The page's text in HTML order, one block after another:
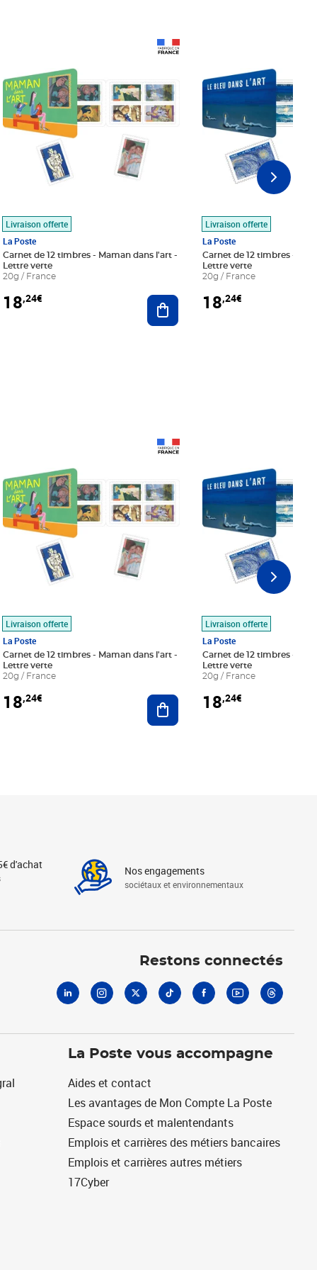
au panier
Livraison offerte
La Poste
Carnet de 12 timbres - Maman dans l'art -
Lettre verte
20g / France
18,24€ Ajouter au panier
Livraison offerte
La Poste
Carnet de 12 timbres - Le
Lettre verte
20g / France
18,24€
au panier
Livraison offerte
La Poste
Carnet de 12 timbres - Maman dans l'art -
Lettre verte
20g / France
18,24€ Ajouter au panier
Livraison offerte
La Poste
Carnet de 12 timbres - Le
Lettre verte
20g / France
18,24€
d'achat Nos engagements
sociétaux et environnementaux
Restons connectés
La Poste vous accompagne
Aides et contact
Les avantages de Mon Compte La Poste
Espace sourds et malentendants
Emplois et carrières des métiers bancaires
Emplois et carrières autres métiers
17Cyber